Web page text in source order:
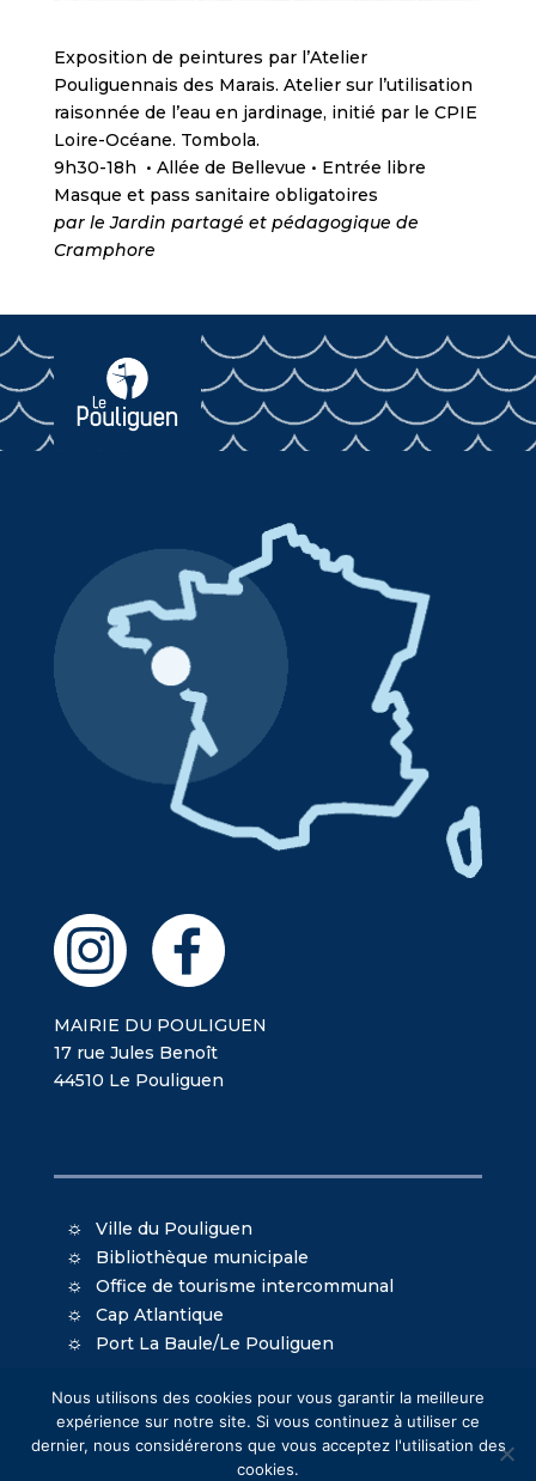
Exposition de peintures par l’Atelier
Pouliguennais des Marais. Atelier sur l’utilisation
raisonnée de l’eau en jardinage, initié par le CPIE
Loire-Océane. Tombola.
9h30-18h • Allée de Bellevue • Entrée libre
Masque et pass sanitaire obligatoires
par le Jardin partagé et pédagogique de
Cramphore
MAIRIE DU POULIGUEN
17 rue Jules Benoît
44510 Le Pouliguen
Ville du Pouliguen
Bibliothèque municipale
Office de tourisme intercommunal
Cap Atlantique
Port La Baule/Le Pouliguen
Nous utilisons des cookies pour vous garantir la meilleure
expérience sur notre site. Si vous continuez à utiliser ce
dernier, nous considérerons que vous acceptez l'utilisation des
cookies.